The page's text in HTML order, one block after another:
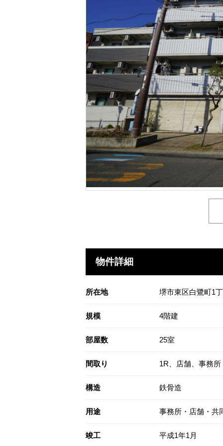
物件詳細
所在地 堺市東区白鷺町1
規模 4階建
部屋数 25室
間取り 1R、店舗、事務所
構造 鉄骨造
用途 事務所・店舗・共
竣工 平成1年1月